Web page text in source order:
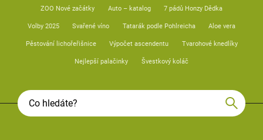
ZOO Nové začátky Auto – katalog 7 pádů Honzy Dědka
Volby 2025 Svařené víno Tatarák podle Pohlreicha Aloe vera
Pěstování lichořeřišnice Výpočet ascendentu Tvarohové knedlíky
Nejlepší palačinky Švestkový koláč